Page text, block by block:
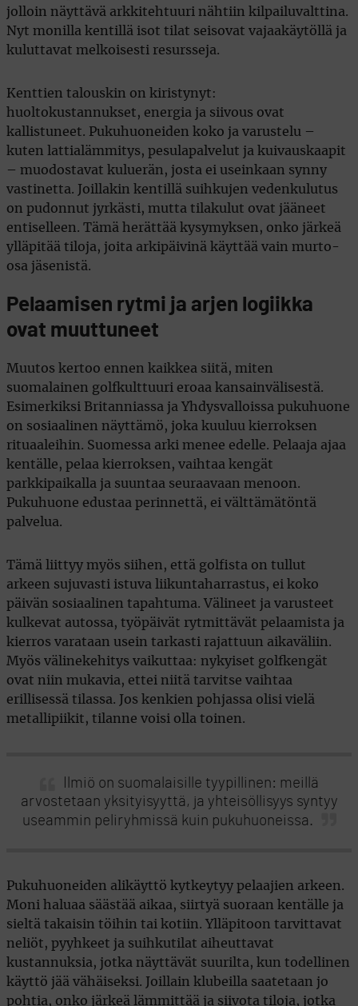
jolloin näyttävä arkkitehtuuri nähtiin kilpailuvalttina.
Nyt monilla kentillä isot tilat seisovat vajaakäytöllä ja
kuluttavat melkoisesti resursseja.
Kenttien talouskin on kiristynyt:
huoltokustannukset, energia ja siivous ovat
kallistuneet. Pukuhuoneiden koko ja varustelu –
kuten lattialämmitys, pesulapalvelut ja kuivauskaapit
– muodostavat kuluerän, josta ei useinkaan synny
vastinetta. Joillakin kentillä suihkujen vedenkulutus
on pudonnut jyrkästi, mutta tilakulut ovat jääneet
entiselleen. Tämä herättää kysymyksen, onko järkeä
ylläpitää tiloja, joita arkipäivinä käyttää vain murto-
osa jäsenistä.
Pelaamisen rytmi ja arjen logiikka
ovat muuttuneet
Muutos kertoo ennen kaikkea siitä, miten
suomalainen golfkulttuuri eroaa kansainvälisestä.
Esimerkiksi Britanniassa ja Yhdysvalloissa pukuhuone
on sosiaalinen näyttämö, joka kuuluu kierroksen
rituaaleihin. Suomessa arki menee edelle. Pelaaja ajaa
kentälle, pelaa kierroksen, vaihtaa kengät
parkkipaikalla ja suuntaa seuraavaan menoon.
Pukuhuone edustaa perinnettä, ei välttämätöntä
palvelua.
Tämä liittyy myös siihen, että golfista on tullut
arkeen sujuvasti istuva liikuntaharrastus, ei koko
päivän sosiaalinen tapahtuma. Välineet ja varusteet
kulkevat autossa, työpäivät rytmittävät pelaamista ja
kierros varataan usein tarkasti rajattuun aikaväliin.
Myös välinekehitys vaikuttaa: nykyiset golfkengät
ovat niin mukavia, ettei niitä tarvitse vaihtaa
erillisessä tilassa. Jos kenkien pohjassa olisi vielä
metallipiikit, tilanne voisi olla toinen.
Ilmiö on suomalaisille tyypillinen: meillä
arvostetaan yksityisyyttä, ja yhteisöllisyys syntyy
useammin peliryhmissä kuin pukuhuoneissa.
Pukuhuoneiden alikäyttö kytkeytyy pelaajien arkeen.
Moni haluaa säästää aikaa, siirtyä suoraan kentälle ja
sieltä takaisin töihin tai kotiin. Ylläpitoon tarvittavat
neliöt, pyyhkeet ja suihkutilat aiheuttavat
kustannuksia, jotka näyttävät suurilta, kun todellinen
käyttö jää vähäiseksi. Joillain klubeilla saatetaan jo
pohtia, onko järkeä lämmittää ja siivota tiloja, jotka